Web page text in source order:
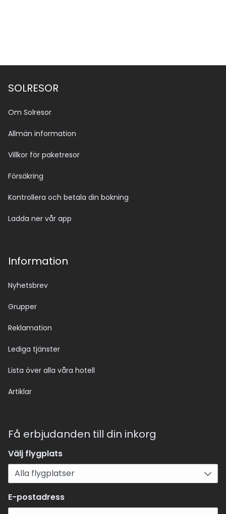
SOLRESOR
Om Solresor
Allmän information
Villkor för paketresor
Försäkring
Kontrollera och betala din bokning
Ladda ner vår app
Information
Nyhetsbrev
Grupper
Reklamation
Lediga tjänster
Lista över alla våra hotell
Artiklar
Få erbjudanden till din inkorg
Välj flygplats
E-postadress